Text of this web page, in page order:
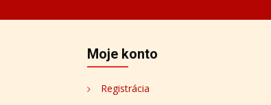
Moje konto
Registrácia